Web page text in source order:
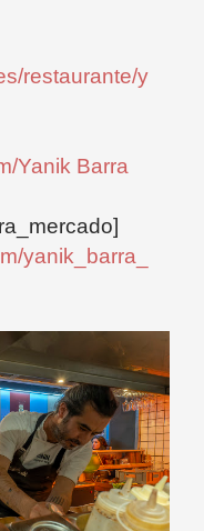
restaurante/y
Yanik Barra
yanik_barra_